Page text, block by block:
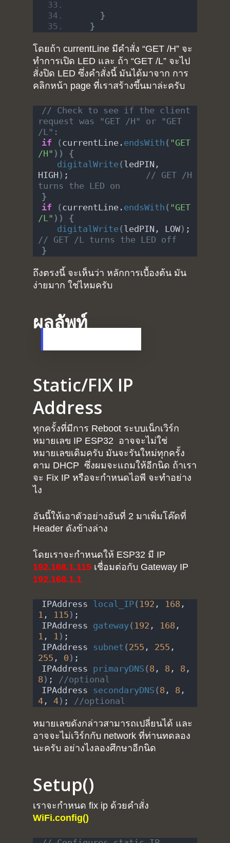
}
}
โดยถ้า currentLine มีคำสั่ง “GET /H” จะ
ทำการเปิด LED และ ถ้า “GET /L” จะไป
สั่งปิด LED ซึ่งคำสั่งนี้ มันได้มาจาก การ
คลิกหน้า page ที่เราสร้างขึ้นมาล่ะครับ
// Check to see if the client
request was "GET /H" or "GET
/L":
if
(currentLine. endsWith ( "GET
/H" ))
{
digitalWrite(ledPIN,
HIGH ) ; // GET /H
turns the LED on
}
if
(currentLine. endsWith ( "GET
/L" ))
{
digitalWrite(ledPIN, LOW)
// GET /L turns the LED off
}
ถึงตรงนี้ จะเห็นว่า หลักการเบื้องต้น มัน
ง่ายมาก ใช่ไหมครับ
ผลลัพท์
Static/FIX IP
Address
ทุกครั้งที่มีการ Reboot ระบบเน็กเวิร์ก
หมายเลข IP ESP32 อาจจะไม่ใช่
หมายเลขเดิมครับ มันจะรันใหม่ทุกครั้ง
ตาม DHCP ซึ่งผมจะแถมให้อีกนิด ถ้าเรา
จะ Fix IP หรือจะกำหนดไอพี จะทำอย่าง
ไง
อันนี้ให้เอาตัวอย่างอันที่ 2 มาเพิ่มโค๊ดที่
Header ดังข้างล่าง
โดยเราจะกำหนดให้ ESP32 มี IP
192.168.1.115 เชื่อมต่อกับ Gateway IP
192.168.1.1
IPAddress local_IP( 192 , 168
1 , 115 ) ;
IPAddress gateway( 192 , 168
1 , 1 ) ;
IPAddress subnet (255 , 255
255 , 0 ) ;
IPAddress primaryDNS (8 , 8 , 8
8 ) ; //optional
IPAddress secondaryDNS (8 , 8
4 , 4) ; //optional
หมายเลขดังกล่าวสามารถเปลี่ยนได้ และ
อาจจะไม่เวิร์กกับ network ที่ท่านทดลอง
นะครับ อย่างไงลองศึกษาอีกนิด
Setup()
เราจะกำหนด fix ip ด้วยคำสั่ง
WiFi.config()